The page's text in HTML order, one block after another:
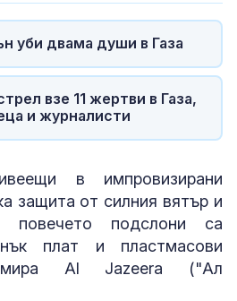
уби двама души в Газа
взе 11 жертви в Газа,
и журналисти
в импровизирани
защита от силния вятър и
подслони са
плат и пластмасови
Al Jazeera ("Ал